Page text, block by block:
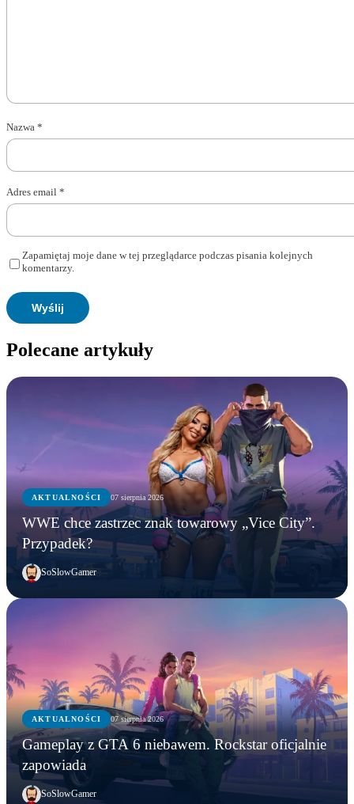
Nazwa *
Adres email *
Zapamiętaj moje dane w tej przeglądarce podczas pisania kolejnych
komentarzy.
Polecane artykuły
AKTUALNOŚCI 07 sierpnia 2026
WWE chce zastrzec znak towarowy „Vice City”.
Przypadek?
SoSlowGamer
AKTUALNOŚCI 07 sierpnia 2026
Gameplay z GTA 6 niebawem. Rockstar oficjalnie
zapowiada
SoSlowGamer